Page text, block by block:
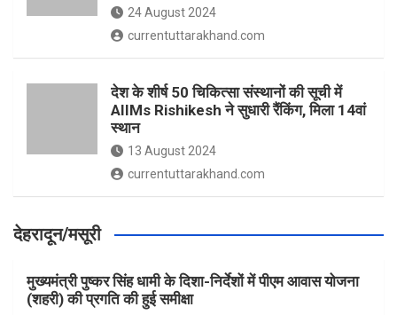
24 August 2024
currentuttarakhand.com
देश के शीर्ष 50 चिकित्सा संस्थानों की सूची में
AIIMs Rishikesh ने सुधारी रैंकिंग, मिला 14वां
स्थान
13 August 2024
currentuttarakhand.com
देहरादून/मसूरी
मुख्यमंत्री पुष्कर सिंह धामी के दिशा-निर्देशों में पीएम आवास योजना
(शहरी) की प्रगति की हुई समीक्षा